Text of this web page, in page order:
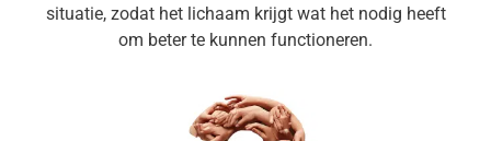
situatie, zodat het lichaam krijgt wat het nodig heeft
om beter te kunnen functioneren.